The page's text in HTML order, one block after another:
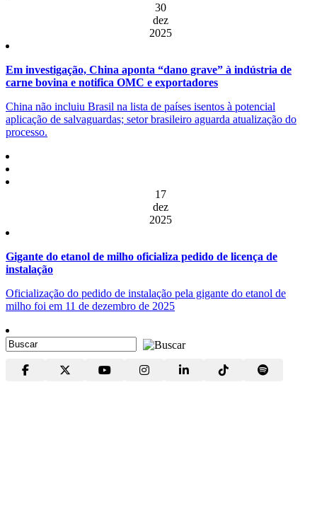
30
dez
2025
Em investigação, China aponta “dano grave” à indústria de
carne bovina e notifica OMC e exportadores
China não incluiu Brasil na lista de países isentos à potencial
aplicação de salvaguardas; setor brasileiro aguarda atualização do
processo.
17
dez
2025
Gigante do etanol de milho oficializa pedido de licença de
instalação
Oficialização do pedido de instalação pela gigante do etanol de
milho foi em 11 de dezembro de 2025